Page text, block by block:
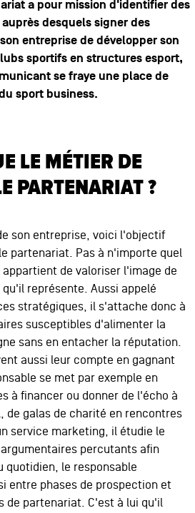
a pour mission d'identifier des
desquels signer des
entreprise de développer son
sportifs en structures esport,
se fraye une place de
sport business.
LE MÉTIER DE
PARTENARIAT ?
son entreprise, voici l'objectif
partenariat. Pas à n'importe quel
de valoriser l'image de
représente. Aussi appelé
stratégiques, il s'attache donc à
susceptibles d'alimenter la
sans en entacher la réputation.
aussi leur compte en gagnant
se met par exemple en
à financer ou donner de l'écho à
de galas de charité en rencontres
service marketing, il étudie le
percutants afin
quotidien, le responsable
entre phases de prospection et
de partenariat. C'est à lui qu'il